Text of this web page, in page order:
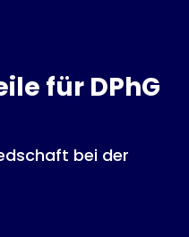
für DPhG
bei der